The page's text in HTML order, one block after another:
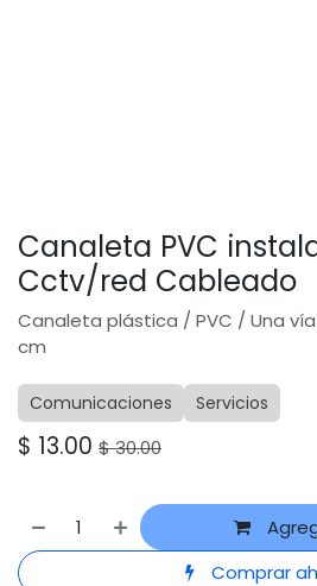
Canaleta PVC
Cctv/red Cableado
Canaleta plástica / PVC / Una vía
cm
Comunicaciones Servicios
$ 13.00 $30.00
Comprar